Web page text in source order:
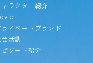
ャラクター紹介
ライベートブランド
活動
ピソード紹介